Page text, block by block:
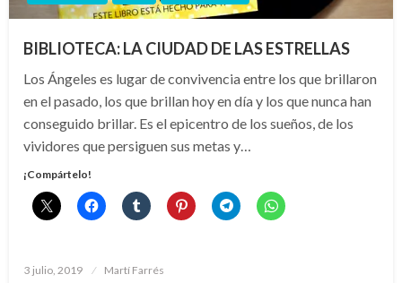
BIBLIOTECA: LA CIUDAD DE LAS ESTRELLAS
Los Ángeles es lugar de convivencia entre los que brillaron
en el pasado, los que brillan hoy en día y los que nunca han
conseguido brillar. Es el epicentro de los sueños, de los
vividores que persiguen sus metas y…
¡Compártelo!
Publicado
3 julio, 2019 Martí Farrés